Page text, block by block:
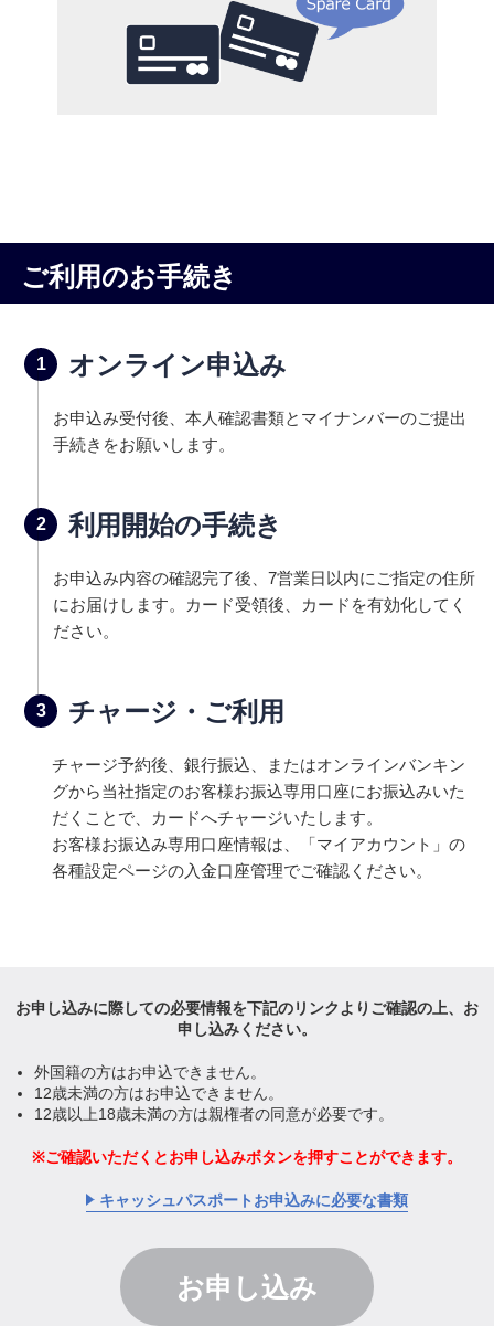
ご利用のお手続き
1 オンライン申込み
お申込み受付後、本人確認書類とマイナンバーのご提出
手続きをお願いします。
2 利用開始の手続き
お申込み内容の確認完了後、7営業日以内にご指定の住所
にお届けします。カード受領後、カードを有効化してく
ださい。
3 チャージ・ご利用
チャージ予約後、銀行振込、またはオンラインバンキン
グから当社指定のお客様お振込専用口座にお振込みいた
だくことで、カードへチャージいたします。
お客様お振込み専用口座情報は、「マイアカウント」の
各種設定ページの入金口座管理でご確認ください。
お申し込みに際しての必要情報を下記のリンクより ご確認の上、お
申し込みください。
外国籍の方はお申込できません。
12歳未満の方はお申込できません。
12歳以上18歳未満の方は親権者の同意が必要です。
ご確認いただくとお申し込みボタンを押すことができます。
キャッシュパスポートお申込みに必要な書類
お申し込み